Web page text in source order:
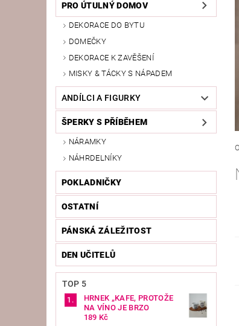
PRO ÚTULNÝ DOMOV
DEKORACE DO BYTU
DOMEČKY
DEKORACE K ZAVĚŠENÍ
MISKY & TÁCKY S NÁPADEM
ANDÍLCI A FIGURKY
ŠPERKY S PŘÍBĚHEM
NÁRAMKY
NÁHRDELNÍKY
POKLADNIČKY
OSTATNÍ
PÁNSKÁ ZÁLEŽITOST
DEN UČITELŮ
TOP 5
HRNEK „KAFE, PROTOŽE
NA VÍNO JE BRZO
189 Kč